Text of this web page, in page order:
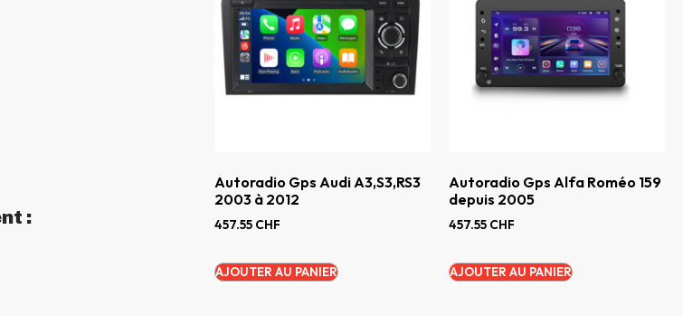
:
Autoradio Gps Audi A3,S3,RS3
2003 à 2012
457.55 CHF
AJOUTER AU PANIER
Autoradio Gps Alfa Roméo 159
depuis 2005
457.55 CHF
AJOUTER AU PANIER